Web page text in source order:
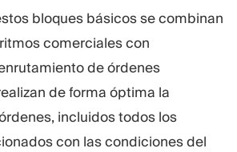
bloques básicos se combinan
comerciales con
de órdenes
de forma óptima la
incluidos todos los
con las condiciones del